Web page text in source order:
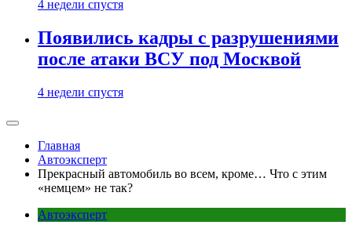
4 недели спустя
Появились кадры с разрушениями
после атаки ВСУ под Москвой
4 недели спустя
Главная
Автоэксперт
Прекрасный автомобиль во всем, кроме… Что с этим
«немцем» не так?
Автоэксперт